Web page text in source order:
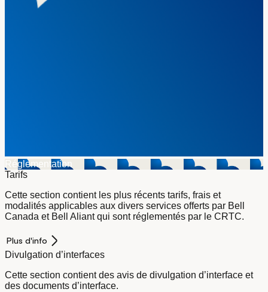
Réglementation
Tarifs
Cette section contient les plus récents tarifs, frais et
modalités applicables aux divers services offerts par Bell
Canada et Bell Aliant qui sont réglementés par le CRTC.
Plus d'info
Divulgation d’interfaces
Cette section contient des avis de divulgation d’interface et
des documents d’interface.